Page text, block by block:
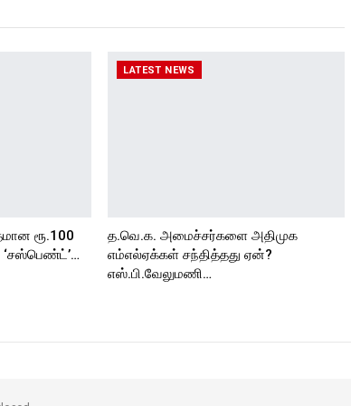
ரூ.100
‘சஸ்பெண்ட்’…
LATEST NEWS
த.வெ.க. அமைச்சர்களை அதிமுக
எம்எல்ஏக்கள் சந்தித்தது ஏன்?
எஸ்.பி.வேலுமணி…